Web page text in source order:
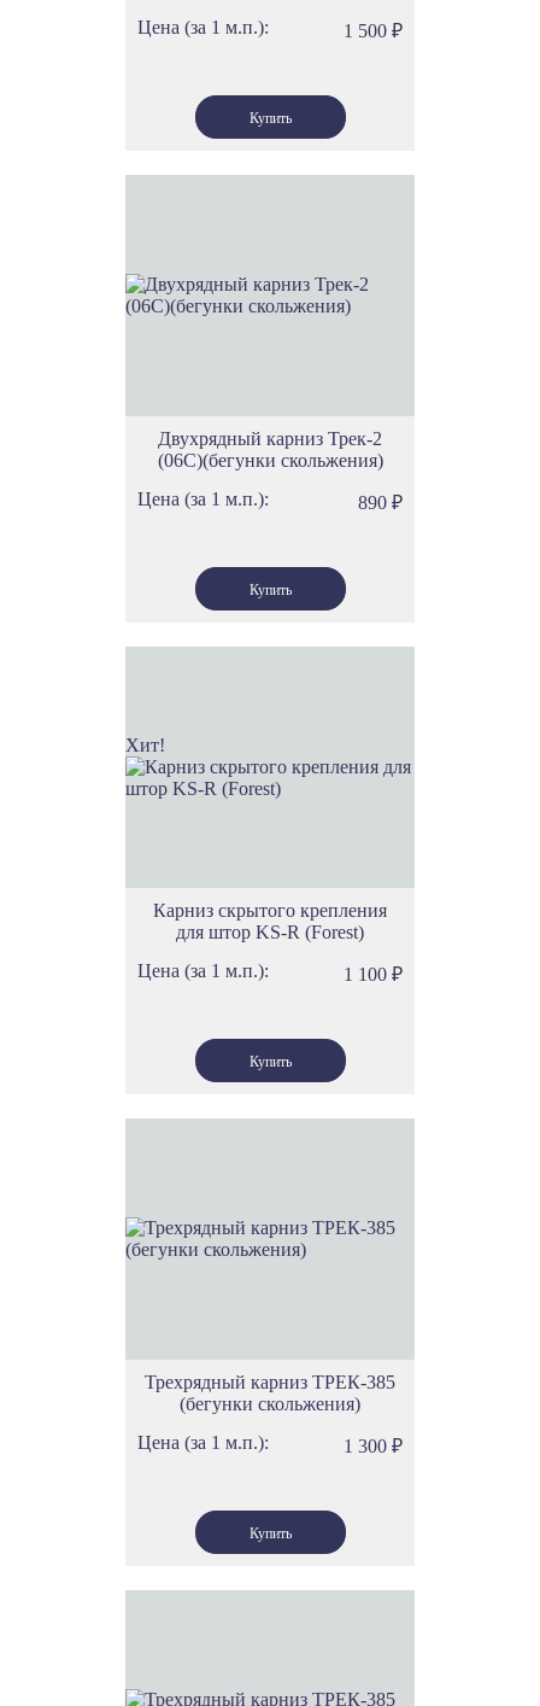
Цена (за 1 м.п.):
1 500 ₽
Двухрядный карниз Трек-2
(06С)(бегунки скольжения)
Цена (за 1 м.п.):
890 ₽
Хит!
Карниз скрытого крепления
для штор KS-R (Forest)
Цена (за 1 м.п.):
1 100 ₽
Трехрядный карниз ТРЕК-385
(бегунки скольжения)
Цена (за 1 м.п.):
1 300 ₽